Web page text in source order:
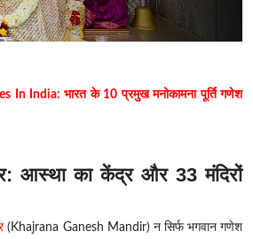
In India: भारत के 10 प्रमुख मनोकामना पूर्ति गणेश
आस्था का केंद्र और 33 मंदिरों
(Khajrana Ganesh Mandir) न सिर्फ भगवान गणेश